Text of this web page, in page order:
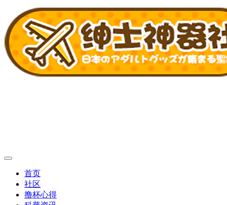
首页
社区
撸杯心得